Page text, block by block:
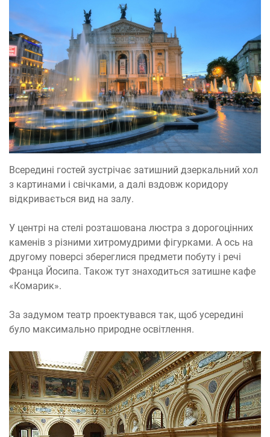
Всередині гостей зустрічає затишний дзеркальний хол
з картинами і свічками, а далі вздовж коридору
відкривається вид на залу.
У центрі на стелі розташована люстра з дорогоцінних
каменів з різними хитромудрими фігурками. А ось на
другому поверсі збереглися предмети побуту і речі
Франца Йосипа. Також тут знаходиться затишне кафе
«Комарик».
За задумом театр проектувався так, щоб усередині
було максимально природне освітлення.